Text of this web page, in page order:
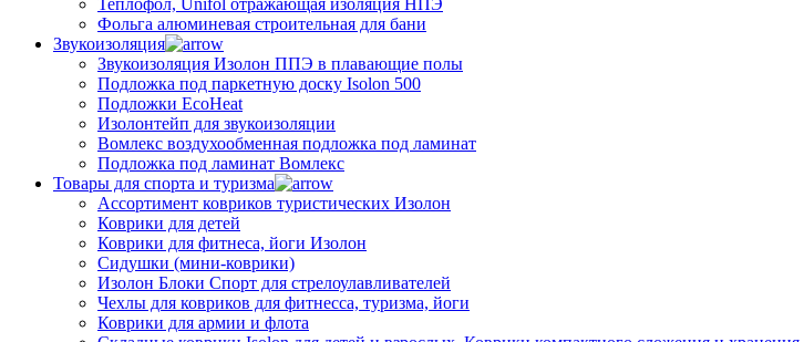
Теплофол, Unifol отражающая изоляция НПЭ
Фольга алюминевая строительная для бани
Звукоизоляция
Звукоизоляция Изолон ППЭ в плавающие полы
Подложка под паркетную доску Isolon 500
Подложки EcoHeat
Изолонтейп для звукоизоляции
Вомлекс воздухообменная подложка под ламинат
Подложка под ламинат Вомлекс
Товары для спорта и туризма
Ассортимент ковриков туристических Изолон
Коврики для детей
Коврики для фитнеса, йоги Изолон
Сидушки (мини-коврики)
Изолон Блоки Спорт для стрелоулавливателей
Чехлы для ковриков для фитнесса, туризма, йоги
Коврики для армии и флота